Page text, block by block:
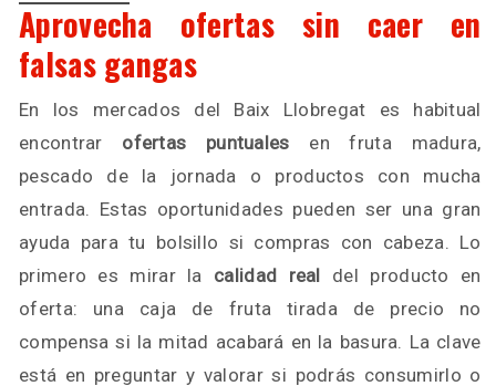
Aprovecha ofertas sin caer en
falsas gangas
En los mercados del Baix Llobregat es habitual
encontrar ofertas puntuales en fruta madura,
pescado de la jornada o productos con mucha
entrada. Estas oportunidades pueden ser una gran
ayuda para tu bolsillo si compras con cabeza. Lo
primero es mirar la calidad real del producto en
oferta: una caja de fruta tirada de precio no
compensa si la mitad acabará en la basura. La clave
está en preguntar y valorar si podrás consumirlo o